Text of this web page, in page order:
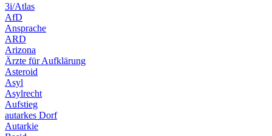
3i/Atlas
AfD
Ansprache
ARD
Arizona
Ärzte für Aufklärung
Asteroid
Asyl
Asylrecht
Aufstieg
autarkes Dorf
Autarkie